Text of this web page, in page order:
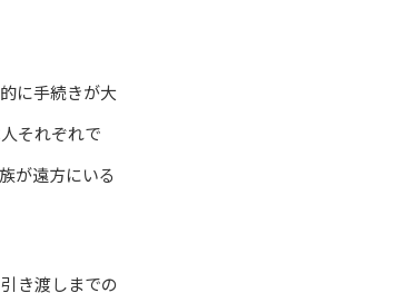
に手続きが大
それぞれで
が遠方にいる
き渡しまでの